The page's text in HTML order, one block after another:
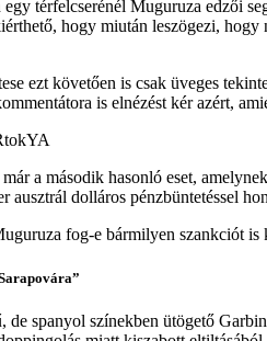
térfelcserénél Muguruza edzői
hogy miután leszögezi, hogy
ezt követően is csak üveges
is elnézést kér azért,
a második hasonló eset,
ausztrál dolláros pénzbüntetéssel
fog-e bármilyen szankciót is
de spanyol színekben ütögető